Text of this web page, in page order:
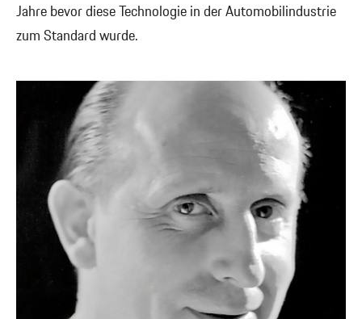
Jahre bevor diese Technologie in der Automobilindustrie
zum Standard wurde.